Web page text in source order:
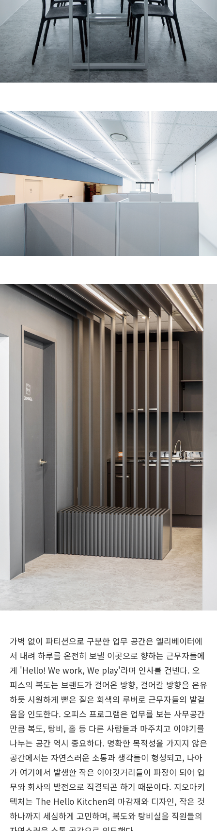
가벽 없이 파티션으로 구분한 업무 공간은 엘리베이터에
서 내려 하루를 온전히 보낼 이곳으로 향하는 근무자들에
게 'Hello! We work, We play'라며 인사를 건넨다. 오
피스의 복도는 브랜드가 걸어온 방향, 걸어갈 방향을 은유
하듯 시원하게 뻗은 짙은 회색의 루버로 근무자들의 발걸
음을 인도한다. 오피스 프로그램은 업무를 보는 사무공간
만큼 복도, 탕비, 홀 등 다른 사람들과 마주치고 이야기를
나누는 공간 역시 중요하다. 명확한 목적성을 가지지 않은
공간에서는 자연스러운 소통과 생각들이 형성되고, 나아
가 여기에서 발생한 작은 이야깃거리들이 파장이 되어 업
무와 회사의 발전으로 직결되곤 하기 때문이다. 지오아키
텍처는 The Hello Kitchen의 마감재와 디자인, 작은 것
하나까지 세심하게 고민하며, 복도와 탕비실을 직원들의